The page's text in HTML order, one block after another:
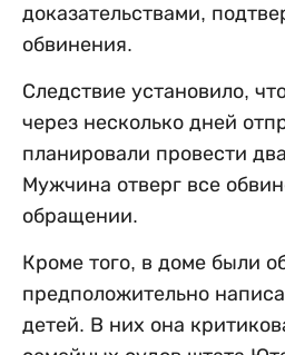
доказательствами,
обвинения.
Следствие установило,
через несколько дней
планировали провести
Мужчина отверг все
обращении.
Кроме того, в доме были
предположительно
детей. В них она